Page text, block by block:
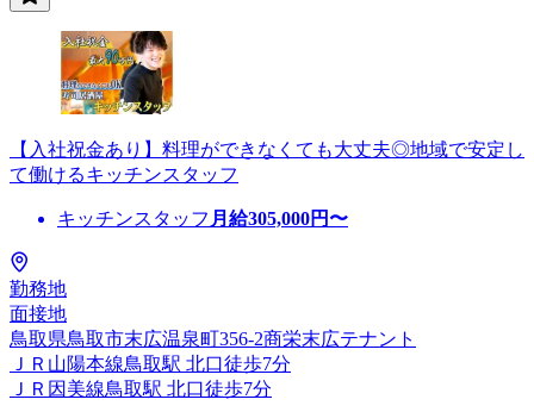
【入社祝金あり】料理ができなくても大丈夫◎地域で安定し
て働けるキッチンスタッフ
キッチンスタッフ 月給305,000円〜
勤務地
面接地
鳥取県鳥取市末広温泉町356-2商栄末広テナント
ＪＲ山陽本線鳥取駅 北口徒歩7分
ＪＲ因美線鳥取駅 北口徒歩7分